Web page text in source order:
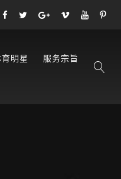
明星
服务宗旨